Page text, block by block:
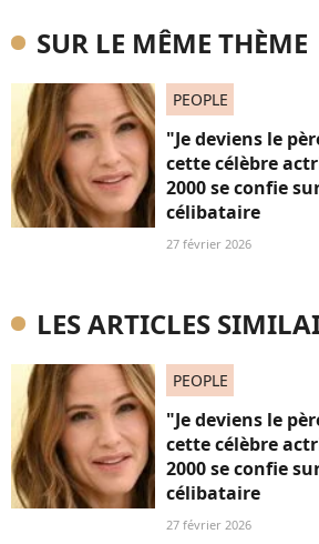
SUR LE MÊME THÈME
PEOPLE
"Je deviens le
cette célèbre
2000 se confie
célibataire
27 février 2026
LES ARTICLES
PEOPLE
"Je deviens le
cette célèbre
2000 se confie
célibataire
27 février 2026